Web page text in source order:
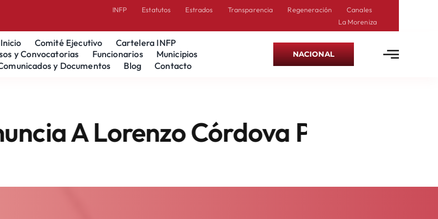
INFP Estatutos Estrados Transparencia Regeneración
Canales
La Moreniza
Inicio Comité Ejecutivo
Cartelera INFP
y Convocatorias
Funcionarios
Municipios
y Documentos
Blog Contacto
NACIONAL
Lorenzo Córdova Por Promoción